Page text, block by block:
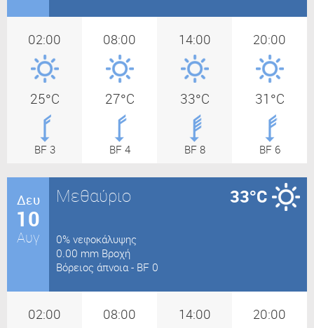
02:00
25°C
BF 3
08:00
27°C
BF 4
14:00
33°C
BF 8
20:00
31°C
BF 6
Δευ
10
Αυγ
Μεθαύριο 33°C
0% νεφοκάλυψης
0.00 mm Βροχή
Βόρειος άπνοια - BF 0
02:00 08:00 14:00 20:00